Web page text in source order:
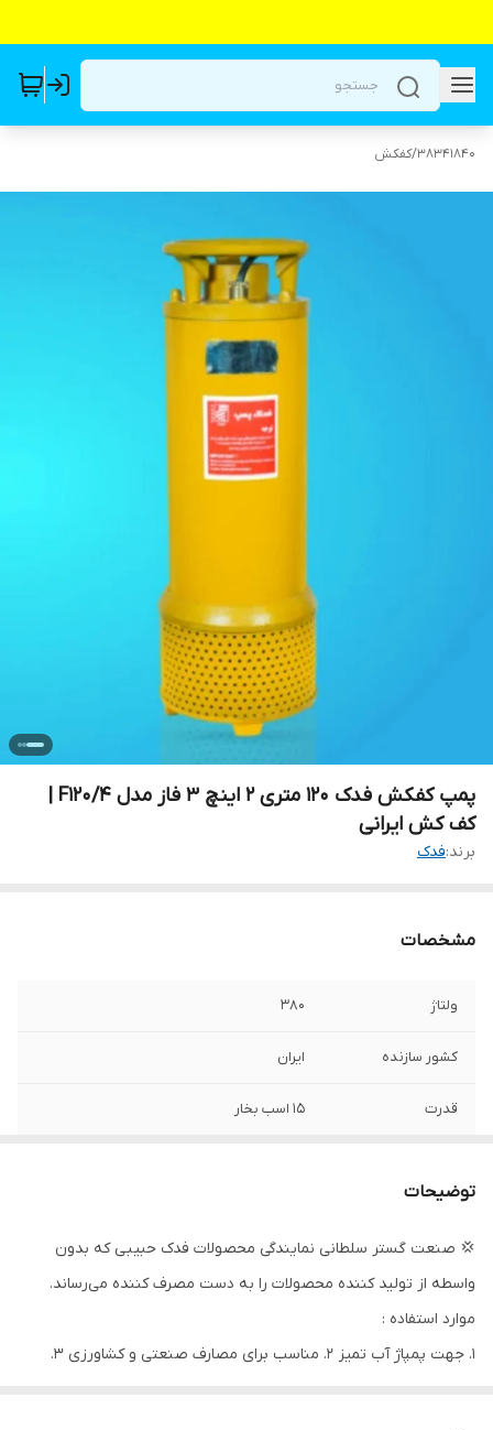
38341840
/کفکش
کف کش ایرانی
برند:فدک
مشخصات
ولتاژ ۳۸۰
کشور سازنده ایران
قدرت ۱۵ اسب بخار
حداکثر آبدهی
درساعت)
توضیحات
💢 صنعت گستر سلطانی نمایندگی محصولات فدک حبیبی که بدون
واسطه از تولید کننده محصولات را به دست مصرف کننده می‌رساند.
موارد استفاده :
۱. جهت پمپاژ آب تمیز ۲. مناسب برای مصارف صنعتی و کشاورزی ۳.